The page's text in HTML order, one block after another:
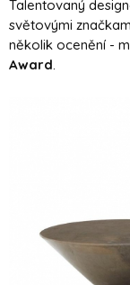
Talentovaný
světovými
několik ocenění -
Award.